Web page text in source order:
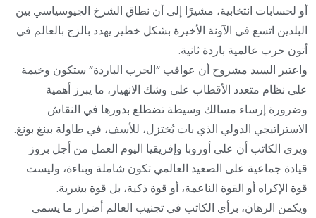
أو لحسابات انتخابية، مشيرًا إلى أن نطاق الشرخ الجيوسياسي بين
البلدين اتسع في الآونة الأخيرة بشكل خطير يهدد بالزج بالعالم في
أتون حرب عالمية باردة ثانية.
واعتبر السيد مشروح أن عواقب “الحرب الباردة” ستكون وخيمة
على نظام متعدد الأقطاب على وشك الانهيار، ما يبرز أهمية
وضرورة إرساء مسالك وسيطة تضطلع بدورها في النقاش
الاستراتيجي الدولي الذي بات يُختزل، للأسف، في طاولة بينغ بونغ.
ويرى الكاتب أن على أوروبا وإفريقيا اليوم العمل من أجل بروز
قيادة جماعية على الصعيد العالمي تكون شاملة وبناءة، وليست
قوة الإكراه أو القوة الناعمة، أو قوة ذكية، بل قوة بشرية.
ويكمن الرهان، برأي الكاتب في تجنيب العالم أضرار ما يسمى